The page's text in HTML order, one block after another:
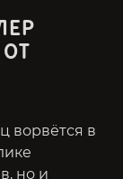
ворвётся в
но и